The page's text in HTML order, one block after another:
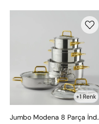
+1 Renk
Modena
8
Parça
İndüksiyon
Tabanlı
Titanyum
Gold
Seti
Jumbo Modena 8